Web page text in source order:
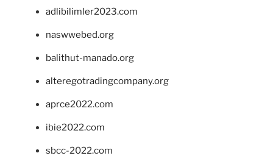
adlibilimler2023.com
naswwebed.org
balithut-manado.org
alteregotradingcompany.org
aprce2022.com
ibie2022.com
sbcc-2022.com